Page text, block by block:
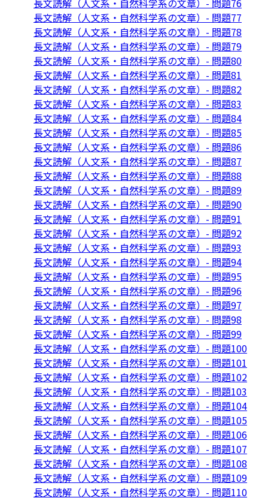
長文読解（人文系・自然科学系の文章）- 問題76
長文読解（人文系・自然科学系の文章）- 問題77
長文読解（人文系・自然科学系の文章）- 問題78
長文読解（人文系・自然科学系の文章）- 問題79
長文読解（人文系・自然科学系の文章）- 問題80
長文読解（人文系・自然科学系の文章）- 問題81
長文読解（人文系・自然科学系の文章）- 問題82
長文読解（人文系・自然科学系の文章）- 問題83
長文読解（人文系・自然科学系の文章）- 問題84
長文読解（人文系・自然科学系の文章）- 問題85
長文読解（人文系・自然科学系の文章）- 問題86
長文読解（人文系・自然科学系の文章）- 問題87
長文読解（人文系・自然科学系の文章）- 問題88
長文読解（人文系・自然科学系の文章）- 問題89
長文読解（人文系・自然科学系の文章）- 問題90
長文読解（人文系・自然科学系の文章）- 問題91
長文読解（人文系・自然科学系の文章）- 問題92
長文読解（人文系・自然科学系の文章）- 問題93
長文読解（人文系・自然科学系の文章）- 問題94
長文読解（人文系・自然科学系の文章）- 問題95
長文読解（人文系・自然科学系の文章）- 問題96
長文読解（人文系・自然科学系の文章）- 問題97
長文読解（人文系・自然科学系の文章）- 問題98
長文読解（人文系・自然科学系の文章）- 問題99
長文読解（人文系・自然科学系の文章）- 問題100
長文読解（人文系・自然科学系の文章）- 問題101
長文読解（人文系・自然科学系の文章）- 問題102
長文読解（人文系・自然科学系の文章）- 問題103
長文読解（人文系・自然科学系の文章）- 問題104
長文読解（人文系・自然科学系の文章）- 問題105
長文読解（人文系・自然科学系の文章）- 問題106
長文読解（人文系・自然科学系の文章）- 問題107
長文読解（人文系・自然科学系の文章）- 問題108
長文読解（人文系・自然科学系の文章）- 問題109
長文読解（人文系・自然科学系の文章）- 問題110